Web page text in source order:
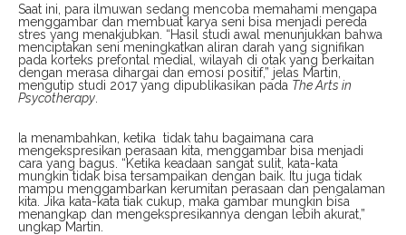
Saat ini, para ilmuwan sedang mencoba memahami mengapa
menggambar dan membuat karya seni bisa menjadi pereda
stres yang menakjubkan. “Hasil studi awal menunjukkan bahwa
menciptakan seni meningkatkan aliran darah yang signifikan
pada korteks prefontal medial, wilayah di otak yang berkaitan
dengan merasa dihargai dan emosi positif,” jelas Martin,
mengutip studi 2017 yang dipublikasikan pada The Arts in
Psycotherapy
Ia menambahkan, ketika tidak tahu bagaimana cara
mengekspresikan perasaan kita, menggambar bisa menjadi
cara yang bagus. “Ketika keadaan sangat sulit, kata-kata
mungkin tidak bisa tersampaikan dengan baik. Itu juga tidak
mampu menggambarkan kerumitan perasaan dan pengalaman
kita. Jika kata-kata tiak cukup, maka gambar mungkin bisa
menangkap dan mengekspresikannya dengan lebih akurat,”
ungkap Martin.